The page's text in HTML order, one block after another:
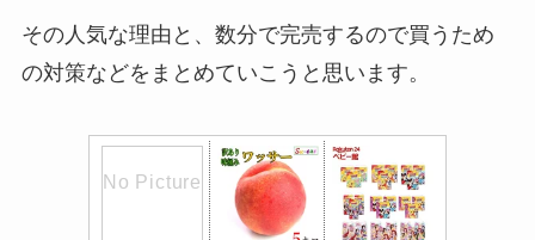
その人気な理由と、数分で完売するので買うため
の対策などをまとめていこうと思います。